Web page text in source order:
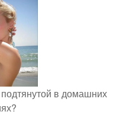
подтянутой в домашних